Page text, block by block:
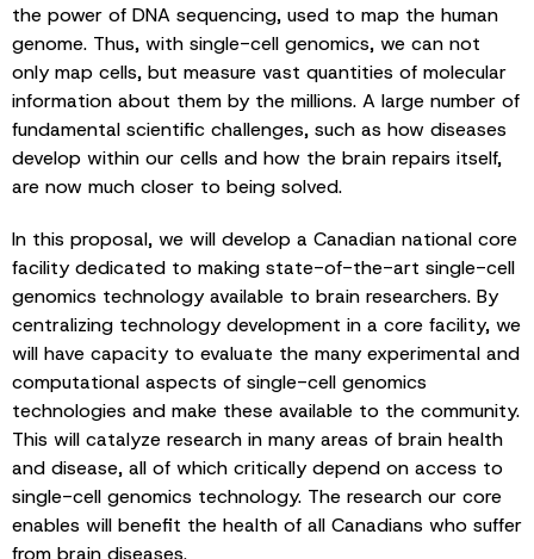
the power of DNA sequencing, used to map the human
genome. Thus, with single-cell genomics, we can not
only map cells, but measure vast quantities of molecular
information about them by the millions. A large number of
fundamental scientific challenges, such as how diseases
develop within our cells and how the brain repairs itself,
are now much closer to being solved.
In this proposal, we will develop a Canadian national core
facility dedicated to making state-of-the-art single-cell
genomics technology available to brain researchers. By
centralizing technology development in a core facility, we
will have capacity to evaluate the many experimental and
computational aspects of single-cell genomics
technologies and make these available to the community.
This will catalyze research in many areas of brain health
and disease, all of which critically depend on access to
single-cell genomics technology. The research our core
enables will benefit the health of all Canadians who suffer
from brain diseases.